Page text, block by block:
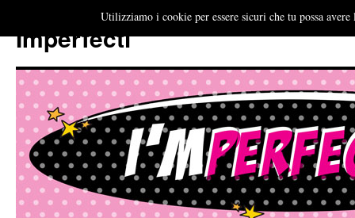
Imperfecti
Utilizziamo i cookie per essere sicuri che tu possa